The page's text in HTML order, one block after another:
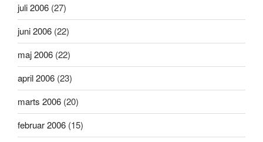
juli 2006 (27)
juni 2006 (22)
maj 2006 (22)
april 2006 (23)
marts 2006 (20)
februar 2006 (15)